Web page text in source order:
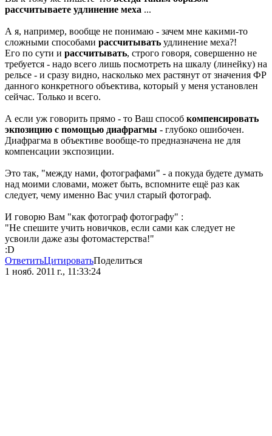
рассчитываете удлинение меха ...
А я, например, вообще не понимаю - зачем мне какими-то
сложными способами рассчитывать удлинение меха?!
Его по сути и рассчитывать, строго говоря, совершенно не
требуется - надо всего лишь посмотреть на шкалу (линейку) на
рельсе - и сразу видно, насколько мех растянут от значения ФР
данного конкретного объектива, который у меня установлен
сейчас. Только и всего.
А если уж говорить прямо - то Ваш способ компенсировать
экпозицию с помощью диафрагмы - глубоко ошибочен.
Диафрагма в объективе вообще-то предназначена не для
компенсации экспозиции.
Это так, "между нами, фотографами" - а покуда будете думать
над моими словами, может быть, вспомните ещё раз как
следует, чему именно Вас учил старый фотограф.
И говорю Вам "как фотограф фотографу" :
"Не спешите учить новичков, если сами как следует не
усвоили даже азы фотомастерства!"
:D
ОтветитьЦитироватьПоделиться
1 нояб. 2011 г., 11:33:24